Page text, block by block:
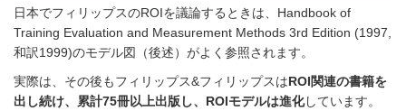
日本でフィリップスのROIを議論するときは、Handbook of
Training Evaluation and Measurement Methods 3rd Edition (1997,
和訳1999)のモデル図（後述）がよく参照されます。
実際は、その後もフィリップス&フィリップスはROI関連の書籍を
出し続け、累計75冊以上出版し、ROIモデルは進化しています。